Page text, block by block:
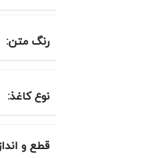
رنگ متن:
نوع کاغذ:
قطع و